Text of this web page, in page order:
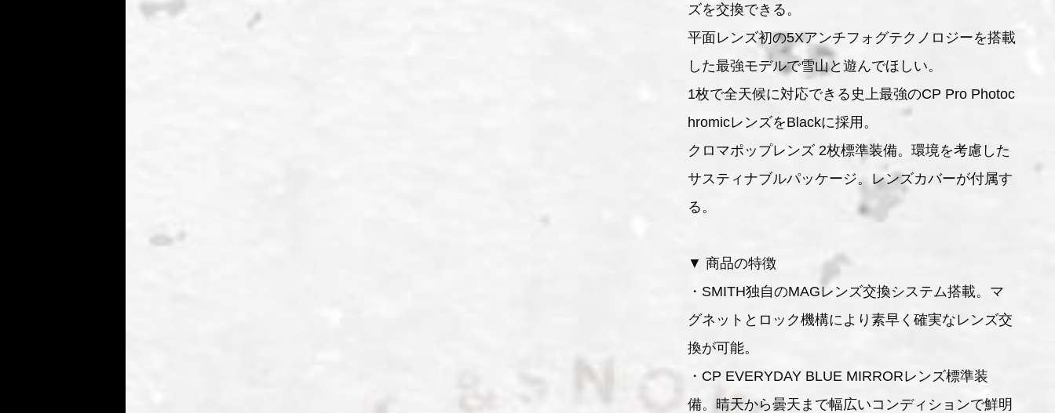
ズを交換できる。
平面レンズ初の5Xアンチフォグテクノロジーを搭載
した最強モデルで雪山と遊んでほしい。
1枚で全天候に対応できる史上最強のCP Pro Photoc
hromicレンズをBlackに採用。
クロマポップレンズ 2枚標準装備。環境を考慮した
サスティナブルパッケージ。レンズカバーが付属す
る。
▼ 商品の特徴
・SMITH独自のMAGレンズ交換システム搭載。マ
グネットとロック機構により素早く確実なレンズ交
換が可能。
・CP EVERYDAY BLUE MIRRORレンズ標準装
備。晴天から曇天まで幅広いコンディションで鮮明